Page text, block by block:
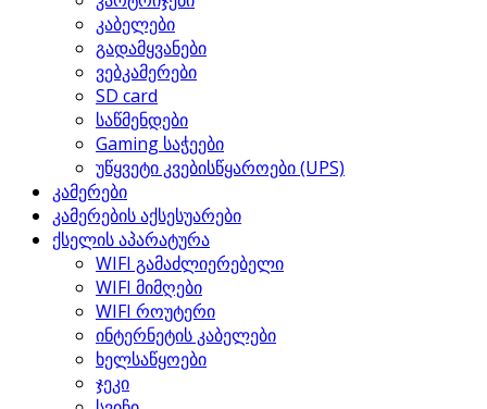
კაბელები
გადამყვანები
ვებკამერები
SD card
საწმენდები
Gaming საჭეები
უწყვეტი კვებისწყაროები (UPS)
კამერები
კამერების აქსესუარები
ქსელის აპარატურა
WIFI გამაძლიერებელი
WIFI მიმღები
WIFI როუტერი
ინტერნეტის კაბელები
ხელსაწყოები
ჯეკი